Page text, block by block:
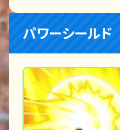
パワーシールド